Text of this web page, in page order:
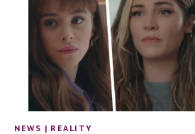
NEWS | REALITY